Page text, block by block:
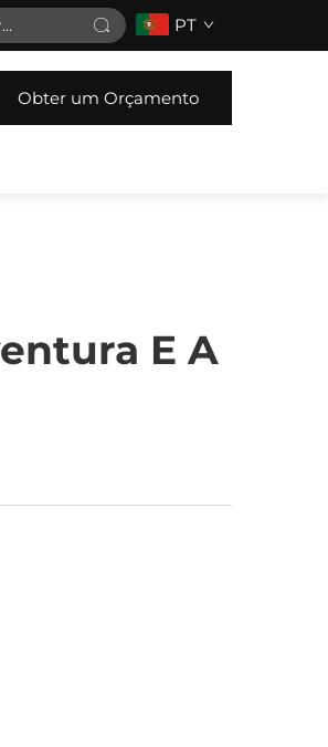
PT
Obter um Orçamento
E A